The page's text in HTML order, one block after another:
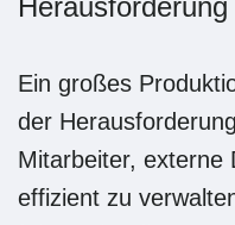
der
effizient zu
führten häufig zu
Sicherheitslücken.